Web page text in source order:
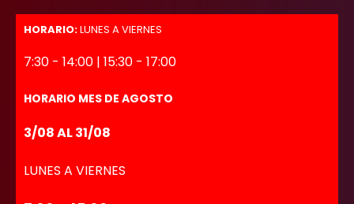
HORARIO:LUNES A VIERNES
7:30 - 14:00 | 15:30 - 17:00
HORARIO MES DE AGOSTO
3/08 AL 31/08
LUNES A VIERNES